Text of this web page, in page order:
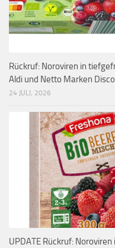
Rückruf: Noroviren in
Aldi und Netto Marken
24 JULI, 2026
UPDATE Rückruf: